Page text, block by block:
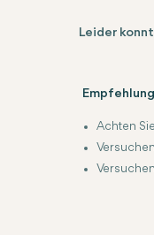
Leider
Achten